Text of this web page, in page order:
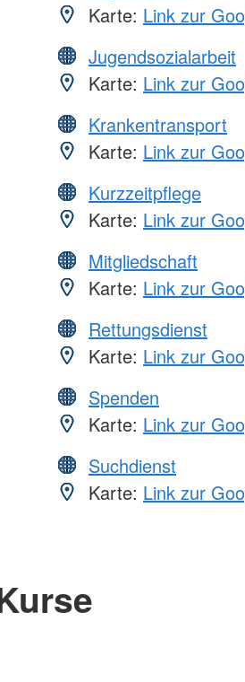
Karte: Link zur
Jugendsozialarbeit
Karte: Link zur
Krankentransport
Karte: Link zur
Kurzzeitpflege
Karte: Link zur
Mitgliedschaft
Karte: Link zur
Rettungsdienst
Karte: Link zur
Spenden
Karte: Link zur
Suchdienst
Karte: Link zur